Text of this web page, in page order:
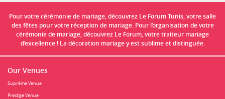
Pour votre cérémonie de mariage, découvrez Le Forum Tunis, votre salle
des fêtes pour votre réception de mariage. Pour l’organisation de votre
cérémonie de mariage, découvrez Le Forum, votre traiteur mariage
d’excellence ! La décoration mariage y est sublime et distinguée.
Our Venues
Suprême Venue
Prestige Venue